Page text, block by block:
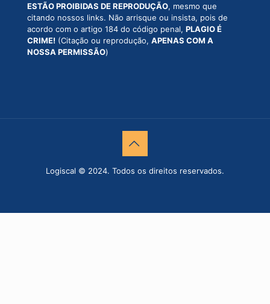
ESTÃO PROIBIDAS DE REPRODUÇÃO, mesmo que
citando nossos links. Não arrisque ou insista, pois de
acordo com o artigo 184 do código penal, PLAGIO É
CRIME! (Citação ou reprodução, APENAS COM A
NOSSA PERMISSÃO)
Logiscal © 2024. Todos os direitos reservados.